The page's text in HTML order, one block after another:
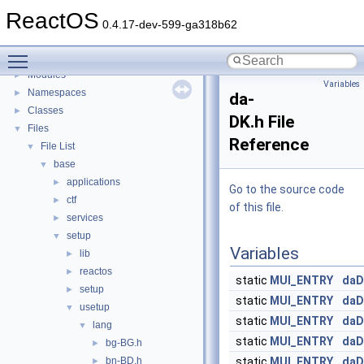
ReactOS 0.4.17-dev-599-ga318b62
►
General Information
► Modules
► Namespaces
► Classes
▼ Files
▼ File List
▼ base
► applications
► ctf
► services
▼ setup
► lib
► reactos
► setup
▼ usetup
▼ lang
► bg-BG.h
► bn-BD.h
Variables
da-
DK.h File
Reference
Go to the source code
of this file.
Variables
static MUI_ENTRY
static MUI_ENTRY
static MUI_ENTRY
static MUI_ENTRY